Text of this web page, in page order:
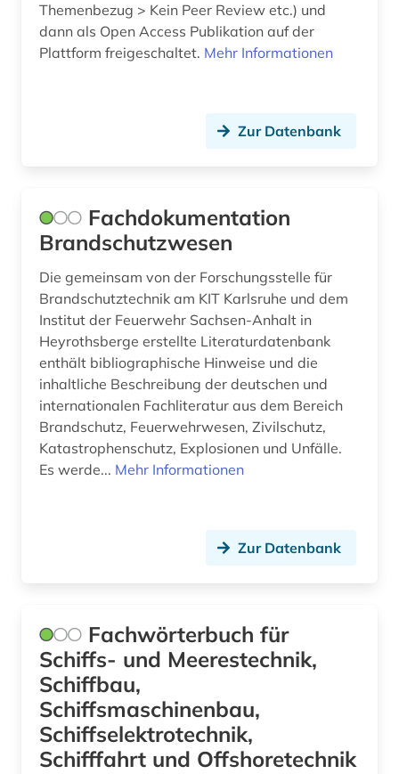
Themenbezug > Kein Peer Review etc.) und
dann als Open Access Publikation auf der
Plattform freigeschaltet. Mehr Informationen
Zur Datenbank
Fachdokumentation
Brandschutzwesen
Die gemeinsam von der Forschungsstelle für
Brandschutztechnik am KIT Karlsruhe und dem
Institut der Feuerwehr Sachsen-Anhalt in
Heyrothsberge erstellte Literaturdatenbank
enthält bibliographische Hinweise und die
inhaltliche Beschreibung der deutschen und
internationalen Fachliteratur aus dem Bereich
Brandschutz, Feuerwehrwesen, Zivilschutz,
Katastrophenschutz, Explosionen und Unfälle.
Es werde... Mehr Informationen
Zur Datenbank
Fachwörterbuch für
Schiffs- und Meerestechnik,
Schiffbau,
Schiffsmaschinenbau,
Schiffselektrotechnik,
Schifffahrt und Offshoretechnik